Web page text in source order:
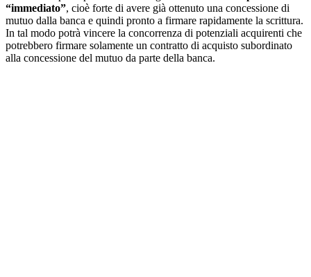
“immediato”, cioè forte di avere già ottenuto una concessione di
mutuo dalla banca e quindi pronto a firmare rapidamente la scrittura.
In tal modo potrà vincere la concorrenza di potenziali acquirenti che
potrebbero firmare solamente un contratto di acquisto subordinato
alla concessione del mutuo da parte della banca.